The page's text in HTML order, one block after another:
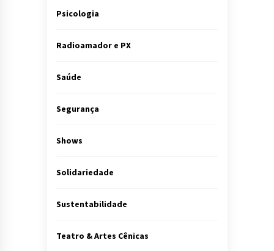
Psicologia
Radioamador e PX
Saúde
Segurança
Shows
Solidariedade
Sustentabilidade
Teatro & Artes Cênicas